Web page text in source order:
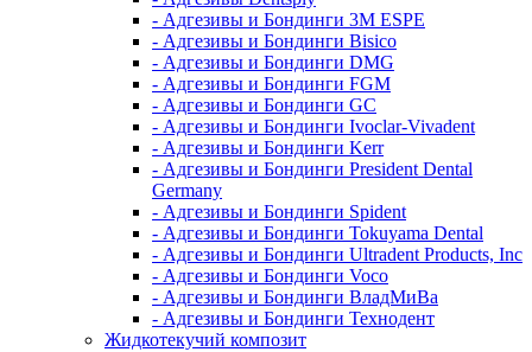
- Адгезивы и Бондинги 3M ESPE
- Адгезивы и Бондинги Bisico
- Адгезивы и Бондинги DMG
- Адгезивы и Бондинги FGM
- Адгезивы и Бондинги GC
- Адгезивы и Бондинги Ivoclar-Vivadent
- Адгезивы и Бондинги Kerr
- Адгезивы и Бондинги President Dental
Germany
- Адгезивы и Бондинги Spident
- Адгезивы и Бондинги Tokuyama Dental
- Адгезивы и Бондинги Ultradent Products, Inc
- Адгезивы и Бондинги Voco
- Адгезивы и Бондинги ВладМиВа
- Адгезивы и Бондинги Технодент
Жидкотекучий композит